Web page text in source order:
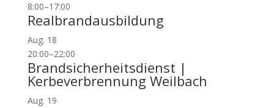
8:00–17:00
Realbrandausbildung
Aug. 18
20:00–22:00
Brandsicherheitsdienst |
Kerbeverbrennung Weilbach
Aug. 19